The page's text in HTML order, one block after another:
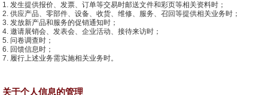
发生提供报价、发票、订单等交易时邮送文件和彩页等相关资料时；
供应产品、零部件、设备、收货、维修、服务、召回等提供相关业务时；
发放新产品和服务的促销通知时；
邀请展销会、发表会、企业活动、接待来访时；
问卷调查时；
回馈信息时；
履行上述业务需实施相关业务时。
关于个人信息的管理